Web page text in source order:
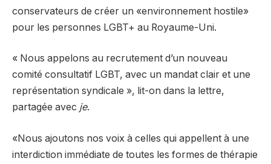
conservateurs de créer un «environnement hostile»
pour les personnes LGBT+ au Royaume-Uni.
« Nous appelons au recrutement d’un nouveau
comité consultatif LGBT, avec un mandat clair et une
représentation syndicale », lit-on dans la lettre,
partagée avec je.
«Nous ajoutons nos voix à celles qui appellent à une
interdiction immédiate de toutes les formes de thérapie